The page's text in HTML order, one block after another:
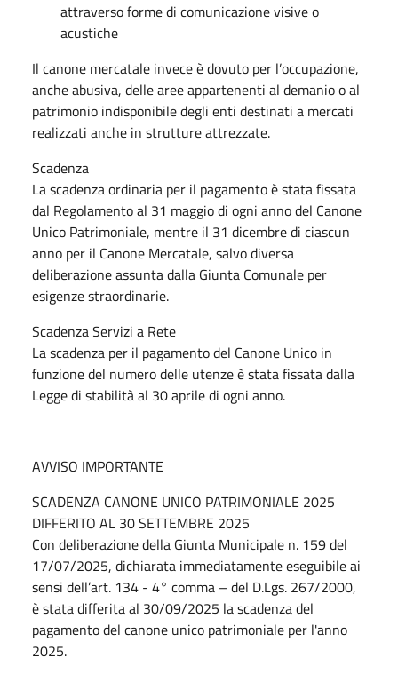
attraverso forme di comunicazione visive o
acustiche
Il canone mercatale invece è dovuto per l’occupazione,
anche abusiva, delle aree appartenenti al demanio o al
patrimonio indisponibile degli enti destinati a mercati
realizzati anche in strutture attrezzate.
Scadenza
La scadenza ordinaria per il pagamento è stata fissata
dal Regolamento al 31 maggio di ogni anno del Canone
Unico Patrimoniale, mentre il 31 dicembre di ciascun
anno per il Canone Mercatale, salvo diversa
deliberazione assunta dalla Giunta Comunale per
esigenze straordinarie.
Scadenza Servizi a Rete
La scadenza per il pagamento del Canone Unico in
funzione del numero delle utenze è stata fissata dalla
Legge di stabilità al 30 aprile di ogni anno.
AVVISO IMPORTANTE
SCADENZA CANONE UNICO PATRIMONIALE 2025
DIFFERITO AL 30 SETTEMBRE 2025
Con deliberazione della Giunta Municipale n. 159 del
17/07/2025, dichiarata immediatamente eseguibile ai
sensi dell’art. 134 - 4° comma – del D.Lgs. 267/2000,
è stata differita al 30/09/2025 la scadenza del
pagamento del canone unico patrimoniale per l'anno
2025.